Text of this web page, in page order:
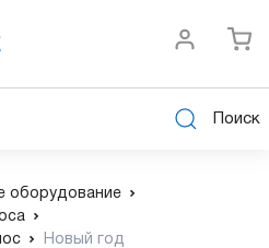
Поиск
оборудование
Новый год